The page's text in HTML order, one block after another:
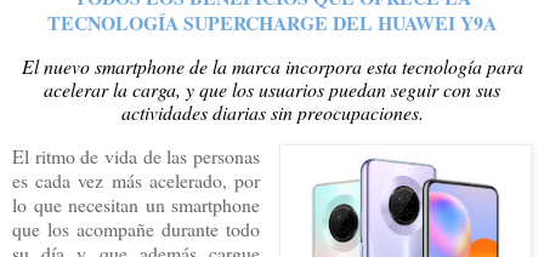
TECNOLOGÍA SUPERCHARGE DEL HUAWEI Y9A
El nuevo smartphone de la marca incorpora esta tecnología para
acelerar la carga, y que los usuarios puedan seguir con sus
actividades diarias sin preocupaciones.
El ritmo de vida de las personas
es cada vez más acelerado, por
lo que necesitan un smartphone
que los acompañe durante todo